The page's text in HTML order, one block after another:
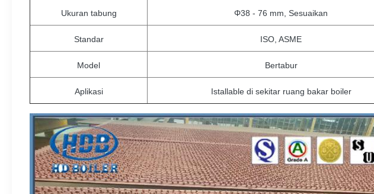
Ukuran tabung Φ38 - 76 mm, Sesuaikan
Standar ISO, ASME
Model Bertabur
Aplikasi Istallable di sekitar ruang bakar boiler